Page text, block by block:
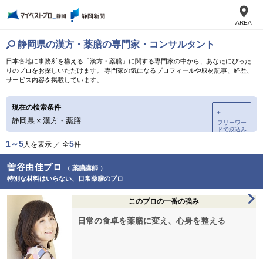
AREA
静岡県の漢方・薬膳の専門家・コンサルタント
日本各地に事務所を構える「漢方・薬膳」に関する専門家の中から、あなたにぴった
りのプロをお探しいただけます。 専門家の気になるプロフィールや取材記事、経歴、
サービス内容を掲載しています。
現在の検索条件
静岡県 × 漢方・薬膳
＋
フリーワー
ドで絞込み
1～5人を表示 ／ 全5件
曽谷由佳プロ
（ 薬膳講師 ）
特別な材料はいらない、日常薬膳のプロ
このプロの一番の強み
日常の食卓を薬膳に変え、心身を整える